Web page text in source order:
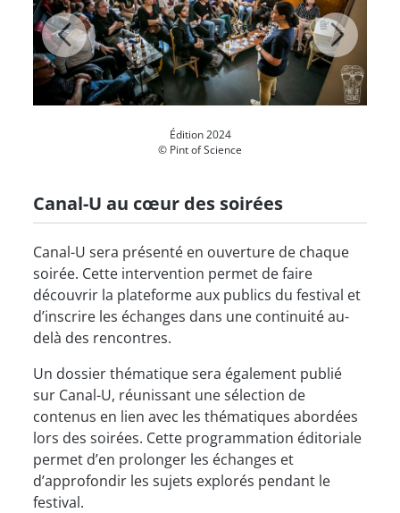
Édition 2024
© Pint of Science
Canal-U au cœur des soirées
Canal-U sera présenté en ouverture de chaque
soirée. Cette intervention permet de faire
découvrir la plateforme aux publics du festival et
d’inscrire les échanges dans une continuité au-
delà des rencontres.
Un dossier thématique sera également publié
sur Canal-U, réunissant une sélection de
contenus en lien avec les thématiques abordées
lors des soirées. Cette programmation éditoriale
permet d’en prolonger les échanges et
d’approfondir les sujets explorés pendant le
festival.